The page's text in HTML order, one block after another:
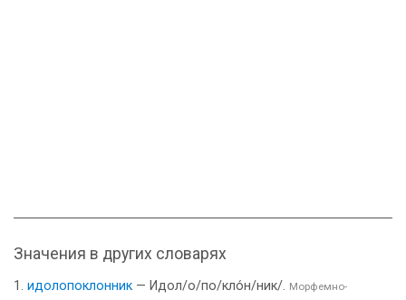
Значения в других словарях
идолопоклонник — Идол/о/по/кло́н/ник/. Морфемно-